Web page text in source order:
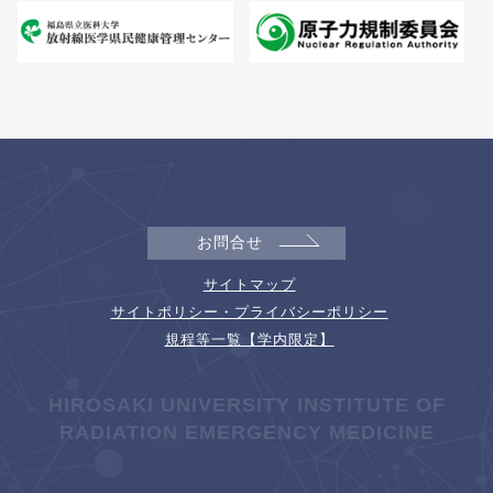
お問合せ
サイトマップ
サイトポリシー・プライバシーポリシー
規程等一覧【学内限定】
HIROSAKI UNIVERSITY INSTITUTE OF
RADIATION EMERGENCY MEDICINE